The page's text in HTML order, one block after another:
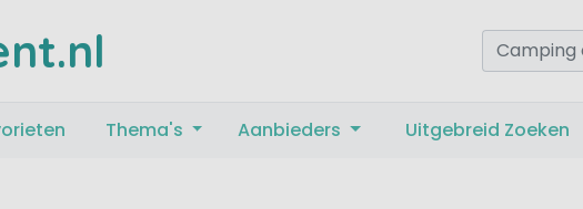
Thema's Aanbieders Uitgebreid Zoeken